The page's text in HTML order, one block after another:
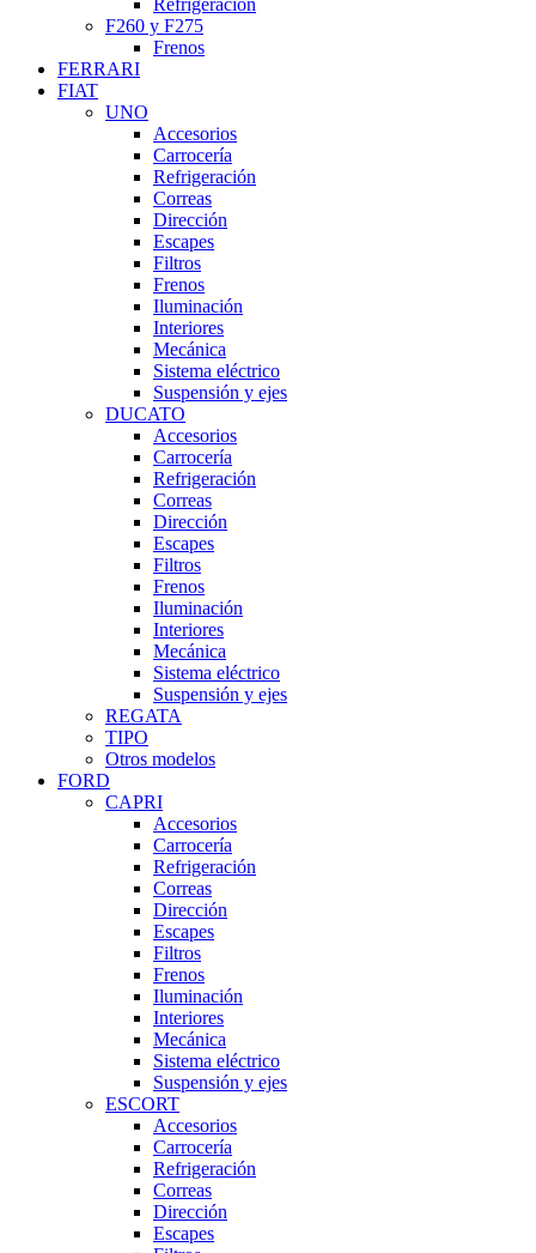
Refrigeración
F260 y F275
Frenos
FERRARI
FIAT
UNO
Accesorios
Carrocería
Refrigeración
Correas
Dirección
Escapes
Filtros
Frenos
Iluminación
Interiores
Mecánica
Sistema eléctrico
Suspensión y ejes
DUCATO
Accesorios
Carrocería
Refrigeración
Correas
Dirección
Escapes
Filtros
Frenos
Iluminación
Interiores
Mecánica
Sistema eléctrico
Suspensión y ejes
REGATA
TIPO
Otros modelos
FORD
CAPRI
Accesorios
Carrocería
Refrigeración
Correas
Dirección
Escapes
Filtros
Frenos
Iluminación
Interiores
Mecánica
Sistema eléctrico
Suspensión y ejes
ESCORT
Accesorios
Carrocería
Refrigeración
Correas
Dirección
Escapes